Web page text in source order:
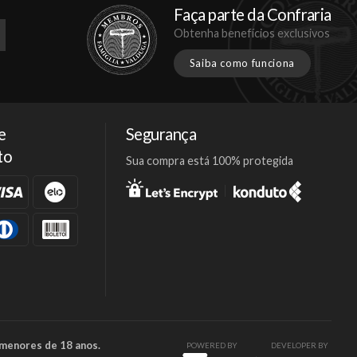
Faça parte da Confraria
Obtenha benefícios exclusivos
Saiba como funciona
Segurança
Sua compra está 100% protegida
de 18 anos. POWERED BY DEVELOPER BY